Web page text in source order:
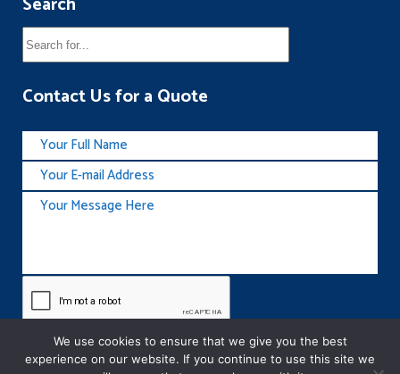
Contact Us for a Quote
We use cookies to ensure that we give you the best
experience on our website. If you continue to use this site we